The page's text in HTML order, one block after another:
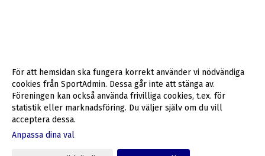
Gå till Webbversion
För att hemsidan ska fungera korrekt använder vi nödvändiga
cookies från SportAdmin. Dessa går inte att stänga av.
Föreningen kan också använda frivilliga cookies, t.ex. för
statistik eller marknadsföring. Du väljer själv om du vill
acceptera dessa.
Anpassa dina val